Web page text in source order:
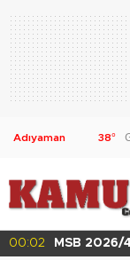
38°
00:02
MSB 2026/